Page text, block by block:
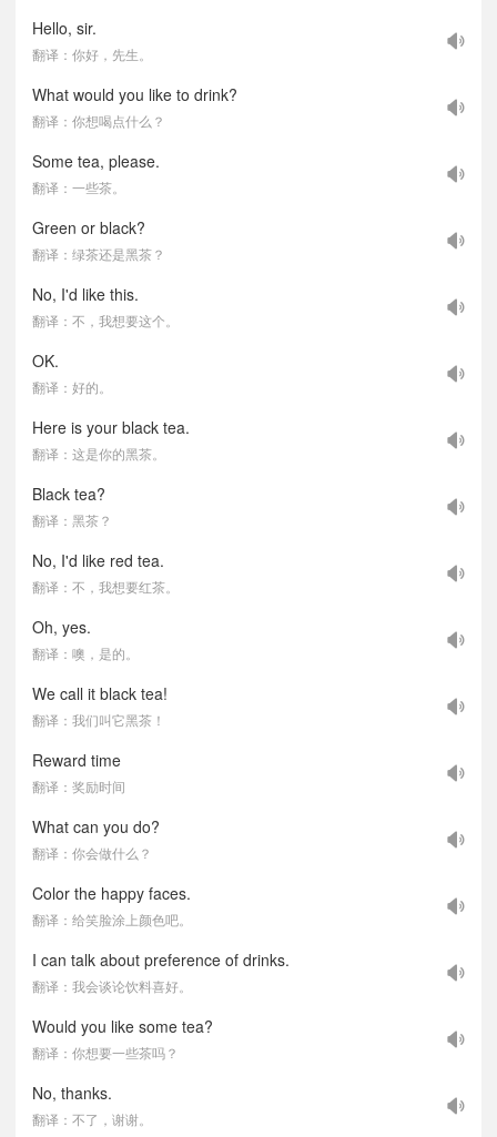
Hello, sir.
翻译：你好，先生。
What would you like to drink?
翻译：你想喝点什么？
Some tea, please.
翻译：一些茶。
Green or black?
翻译：绿茶还是黑茶？
No, I'd like this.
翻译：不，我想要这个。
OK.
翻译：好的。
Here is your black tea.
翻译：这是你的黑茶。
Black tea?
翻译：黑茶？
No, I'd like red tea.
翻译：不，我想要红茶。
Oh, yes.
翻译：噢，是的。
We call it black tea!
翻译：我们叫它黑茶！
Reward time
翻译：奖励时间
What can you do?
翻译：你会做什么？
Color the happy faces.
翻译：给笑脸涂上颜色吧。
I can talk about preference of drinks.
翻译：我会谈论饮料喜好。
Would you like some tea?
翻译：你想要一些茶吗？
No, thanks.
翻译：不了，谢谢。